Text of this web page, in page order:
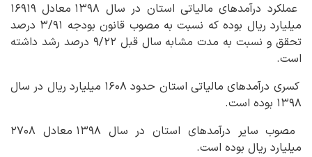
عملکرد درآمدهای مالیاتی استان در سال ۱۳۹۸ معادل ۱۶۹۱۹
میلیارد ریال بوده که نسبت به مصوب قانون بودجه ۳/۹۱ درصد
تحقق و نسبت به مدت مشابه سال قبل ۹/۲۲ درصد رشد داشته
است.
کسری درآمدهای مالیاتی استان حدود ۱۶۰۸ میلیارد ریال در سال
۱۳۹۸ بوده است.
مصوب سایر درآمدهای استان در سال ۱۳۹۸ معادل ۲۷۰۸
میلیارد ریال بوده است.